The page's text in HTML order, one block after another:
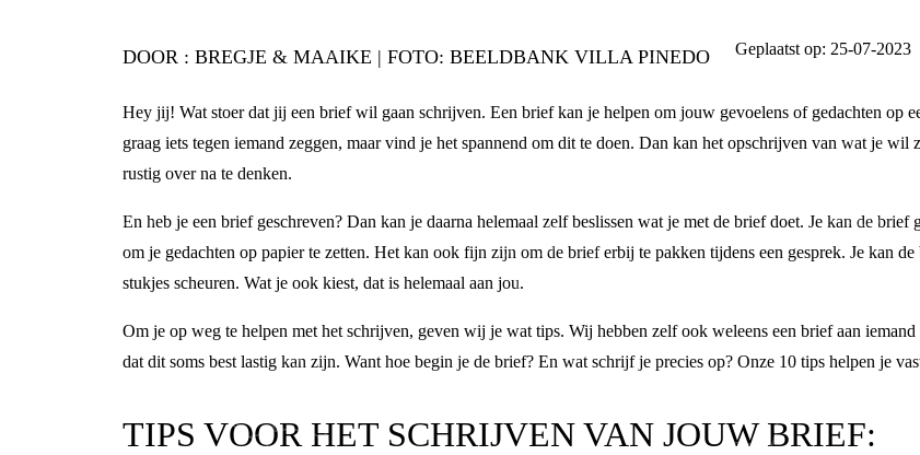
DOOR : BREGJE & MAAIKE | FOTO: BEELDBANK VILLA PINEDO Geplaatst op: 25-07-2023
Hey jij! Wat stoer dat jij een brief wil gaan schrijven. Een brief kan je helpen om jouw gevoelens of gedachten op
graag iets tegen iemand zeggen, maar vind je het spannend om dit te doen. Dan kan het opschrijven van wat je
rustig over na te denken.
En heb je een brief geschreven? Dan kan je daarna helemaal zelf beslissen wat je met de brief doet. Je kan de
om je gedachten op papier te zetten. Het kan ook fijn zijn om de brief erbij te pakken tijdens een gesprek. Je kan
stukjes scheuren. Wat je ook kiest, dat is helemaal aan jou.
Om je op weg te helpen met het schrijven, geven wij je wat tips. Wij hebben zelf ook weleens een brief aan
dat dit soms best lastig kan zijn. Want hoe begin je de brief? En wat schrijf je precies op? Onze 10 tips helpen je
TIPS VOOR HET SCHRIJVEN VAN JOUW BRIEF: